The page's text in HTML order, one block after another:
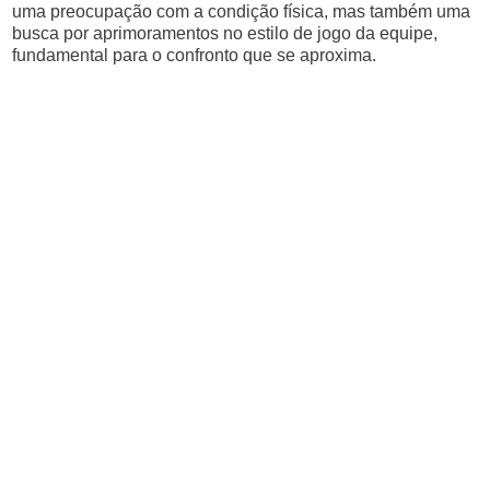
uma preocupação com a condição física, mas também uma
busca por aprimoramentos no estilo de jogo da equipe,
fundamental para o confronto que se aproxima.